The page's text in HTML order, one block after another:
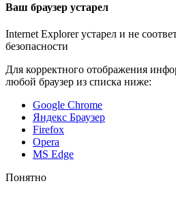
Ваш браузер устарел
Internet Explorer устарел и не
безопасности
Для корректного отображения
любой браузер из списка ниже:
Google Chrome
Яндекс Браузер
Firefox
Opera
MS Edge
Понятно